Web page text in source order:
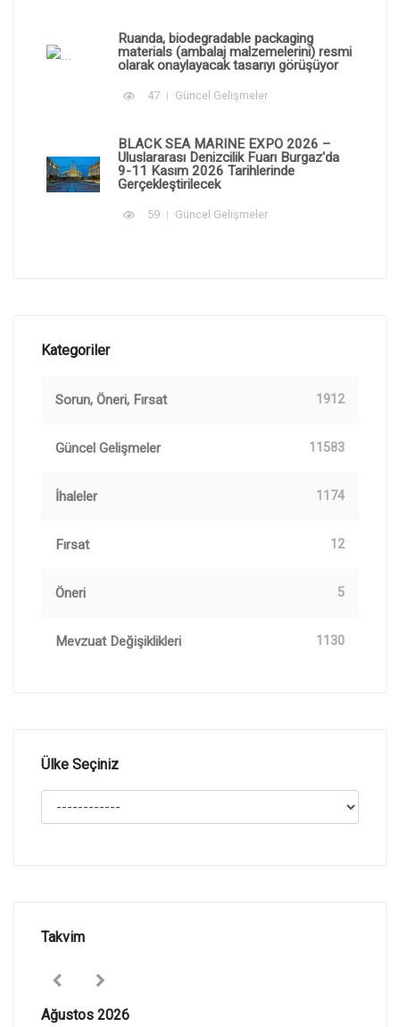
Ruanda, biodegradable packaging
materials (ambalaj malzemelerini) resmi
olarak onaylayacak tasarıyı görüşüyor
47 Güncel Gelişmeler
BLACK SEA MARINE EXPO 2026 –
Uluslararası Denizcilik Fuarı Burgaz'da
9-11 Kasım 2026 Tarihlerinde
Gerçekleştirilecek
59 Güncel Gelişmeler
Kategoriler
Sorun, Öneri, Fırsat 1912
Güncel Gelişmeler 11583
İhaleler 1174
Fırsat 12
Öneri 5
Mevzuat Değişiklikleri 1130
Ülke Seçiniz
Takvim
Ağustos 2026